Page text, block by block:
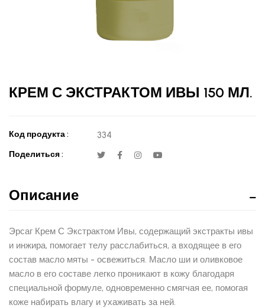
КРЕМ С ЭКСТРАКТОМ ИВЫ 150 МЛ.
Код продукта : 334
Поделиться :
Описание
Эрсаг Крем С Экстрактом Ивы, содержащий экстракты ивы
и инжира, помогает телу расслабиться, а входящее в его
состав масло мяты - освежиться. Масло ши и оливковое
масло в его составе легко проникают в кожу благодаря
специальной формуле, одновременно смягчая ее, помогая
коже набирать влагу и ухаживать за ней.